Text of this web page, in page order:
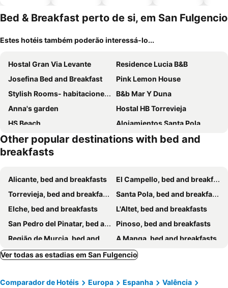
Bed & Breakfast perto de si, em San Fulgencio
Estes hotéis também poderão interessá-lo...
Hostal Gran Via Levante
Residence Lucia B&B
Josefina Bed and Breakfast
Pink Lemon House
Stylish Rooms- habitaciones ELCHE CENTRO-
B&b Mar Y Duna
Anna's garden
Hostal HB Torrevieja
HS Beach
Alojamientos Santa Pola
Romantico Wellness Casa Veronica
Other popular destinations with bed and
breakfasts
Alicante, bed and breakfasts
El Campello, bed and breakfasts
Torrevieja, bed and breakfasts
Santa Pola, bed and breakfasts
Elche, bed and breakfasts
L'Altet, bed and breakfasts
San Pedro del Pinatar, bed and breakfasts
Pinoso, bed and breakfasts
Região de Murcia, bed and breakfasts
A Manga, bed and breakfasts
Granja de Rocamora, bed and breakfasts
Guardamar do Segura, bed and breakfasts
Fondó dels Frares, bed and breakfasts
Abanilla, bed and breakfasts
Ver todas as estadias em San Fulgencio
Comparador de Hotéis Europa Espanha
Valência